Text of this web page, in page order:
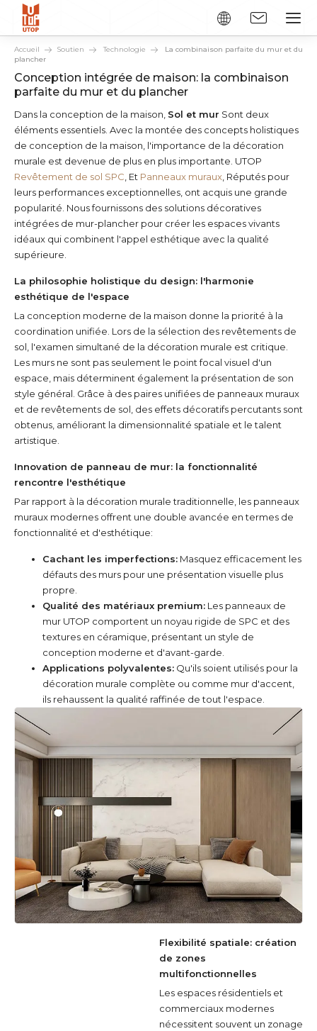
Accueil Soutien Technologie
La combinaison parfaite du mur et du
plancher
Conception intégrée de maison: la combinaison
parfaite du mur et du plancher
Dans la conception de la maison, Sol et mur Sont deux
éléments essentiels. Avec la montée des concepts holistiques
de conception de la maison, l'importance de la décoration
murale est devenue de plus en plus importante. UTOP
Revêtement de sol SPC , Et Panneaux muraux , Réputés pour
leurs performances exceptionnelles, ont acquis une grande
popularité. Nous fournissons des solutions décoratives
intégrées de mur-plancher pour créer les espaces vivants
idéaux qui combinent l'appel esthétique avec la qualité
supérieure.
La philosophie holistique du design: l'harmonie
esthétique de l'espace
La conception moderne de la maison donne la priorité à la
coordination unifiée. Lors de la sélection des revêtements de
sol, l'examen simultané de la décoration murale est critique.
Les murs ne sont pas seulement le point focal visuel d'un
espace, mais déterminent également la présentation de son
style général. Grâce à des paires unifiées de panneaux muraux
et de revêtements de sol, des effets décoratifs percutants sont
obtenus, améliorant la dimensionnalité spatiale et le talent
artistique.
Innovation de panneau de mur: la fonctionnalité
rencontre l'esthétique
Par rapport à la décoration murale traditionnelle, les panneaux
muraux modernes offrent une double avancée en termes de
fonctionnalité et d'esthétique:
Cachant les imperfections: Masquez efficacement les
défauts des murs pour une présentation visuelle plus
propre.
Qualité des matériaux premium: Les panneaux de
mur UTOP comportent un noyau rigide de SPC et des
textures en céramique, présentant un style de
conception moderne et d'avant-garde.
Applications polyvalentes: Qu'ils soient utilisés pour la
décoration murale complète ou comme mur d'accent,
ils rehaussent la qualité raffinée de tout l'espace.
Flexibilité spatiale: création
de zones
multifonctionnelles
Les espaces résidentiels et
commerciaux modernes
nécessitent souvent un zonage